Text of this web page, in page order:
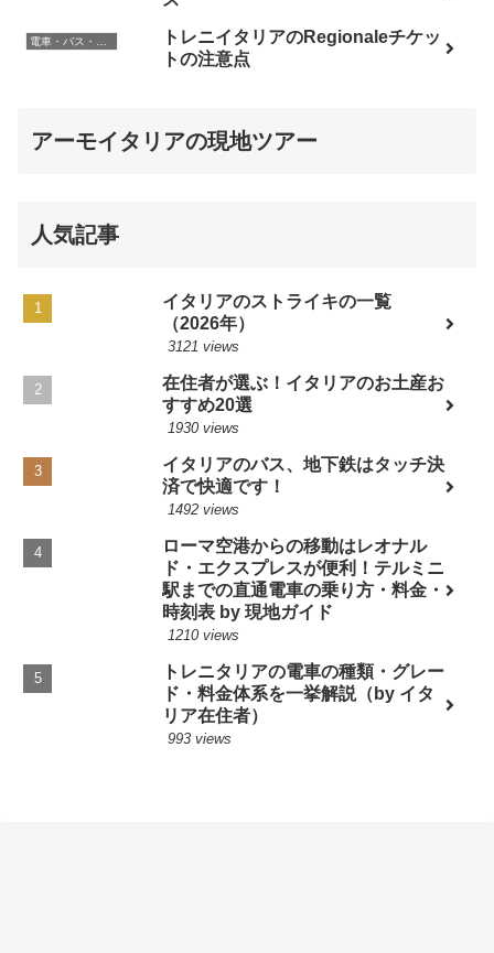
トレニイタリアのRegionaleチケッ
トの注意点
アーモイタリアの現地ツアー
人気記事
イタリアのストライキの一覧
（2026年）
3121 views
在住者が選ぶ！イタリアのお土産お
すすめ20選
1930 views
イタリアのバス、地下鉄はタッチ決
済で快適です！
1492 views
ローマ空港からの移動はレオナル
ド・エクスプレスが便利！テルミニ
駅までの直通電車の乗り方・料金・
時刻表 by 現地ガイド
1210 views
トレニタリアの電車の種類・グレー
ド・料金体系を一挙解説（by イタ
リア在住者）
993 views